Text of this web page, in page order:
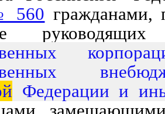
560 гражданами,
Федерации и